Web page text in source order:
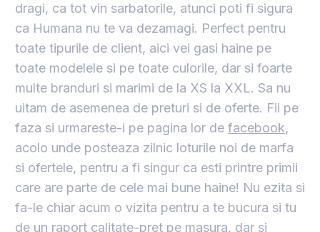
dragi, ca tot vin sarbatorile, atunci poti fi sigura
ca Humana nu te va dezamagi. Perfect pentru
toate tipurile de client, aici vei gasi haine pe
toate modelele si pe toate culorile, dar si foarte
multe branduri si marimi de la XS la XXL. Sa nu
uitam de asemenea de preturi si de oferte. Fii pe
faza si urmareste-i pe pagina lor de facebook,
acolo unde posteaza zilnic loturile noi de marfa
si ofertele, pentru a fi singur ca esti printre primii
care are parte de cele mai bune haine! Nu ezita si
fa-le chiar acum o vizita pentru a te bucura si tu
de un raport calitate-pret pe masura, dar si